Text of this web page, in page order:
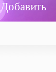
Добавить